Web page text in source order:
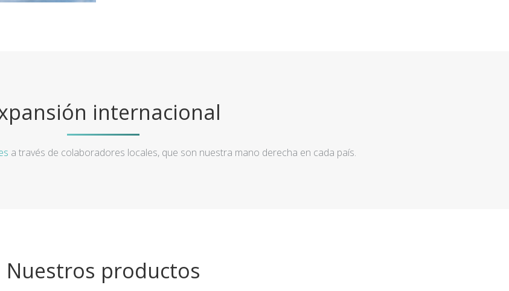
internacional
a través de colaboradores locales, que son nuestra mano derecha en cada país.
Nuestros productos